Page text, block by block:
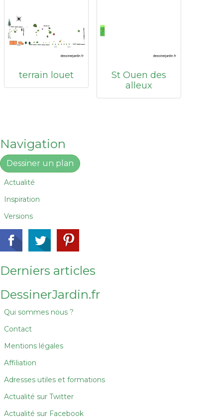
terrain louet
St Ouen des
alleux
Navigation
Dessiner un plan
Actualité
Inspiration
Versions
Derniers articles
DessinerJardin.fr
Qui sommes nous ?
Contact
Mentions légales
Affiliation
Adresses utiles et formations
Actualité sur Twitter
Actualité sur Facebook